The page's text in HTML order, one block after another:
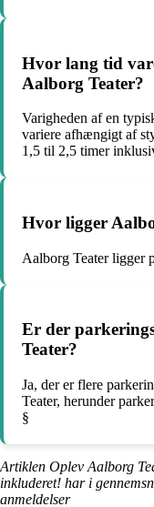
Hvor lang tid
Aalborg Teater?
Varigheden af ​​en
variere afhængigt af
1,5 til 2,5 timer
Hvor ligger
Aalborg Teater ligger
Er der
Teater?
Ja, der er flere
Teater, herunder
§
Artiklen Oplev Aalborg
inkluderet! har i
anmeldelser